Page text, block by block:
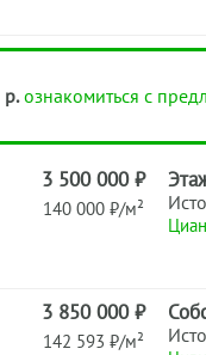
р. ознакомиться с
3 500 000 ₽
140 000 ₽/м²
Циан
3 850 000 ₽
142 593 ₽/м²